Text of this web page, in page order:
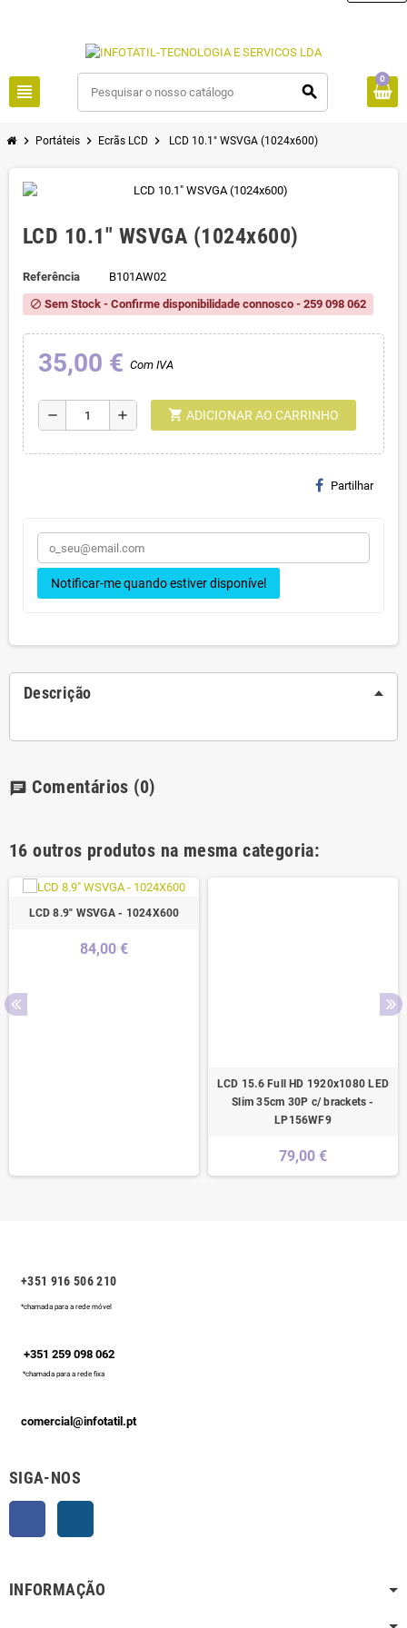
view_headline search
0
chevron_right Portáteis chevron_right Ecrãs LCD chevron_right LCD 10.1" WSVGA (1024x600)
LCD 10.1" WSVGA (1024x600)
Referência B101AW02
block Sem Stock - Confirme disponibilidade connosco - 259 098 062
35,00 € Com IVA
remove add shopping_cart ADICIONAR AO CARRINHO
Partilhar
Notificar-me quando estiver disponível
Descrição
chat Comentários (0)
16 outros produtos na mesma categoria:
LCD 8.9" WSVGA - 1024X600
84,00 €
LCD 15.6 Full HD 1920x1080 LED
Slim 35cm 30P c/ brackets -
LP156WF9
79,00 €
+351 916 506 210
*chamada para a rede móvel
+351 259 098 062
*chamada para a rede fixa
comercial@infotatil.pt
SIGA-NOS
INFORMAÇÃO